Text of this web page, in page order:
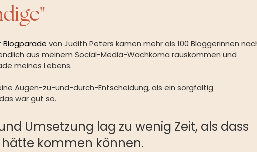
Blogparade von Judith Peters kamen mehr als 100 Bloggerinnen
aus meinem Social-Media-Wachkoma rauskommen und
meines Lebens.
Augen-zu-und-durch-Entscheidung, als ein sorgfältig
war gut so.
Umsetzung lag zu wenig Zeit, als dass
kommen können.